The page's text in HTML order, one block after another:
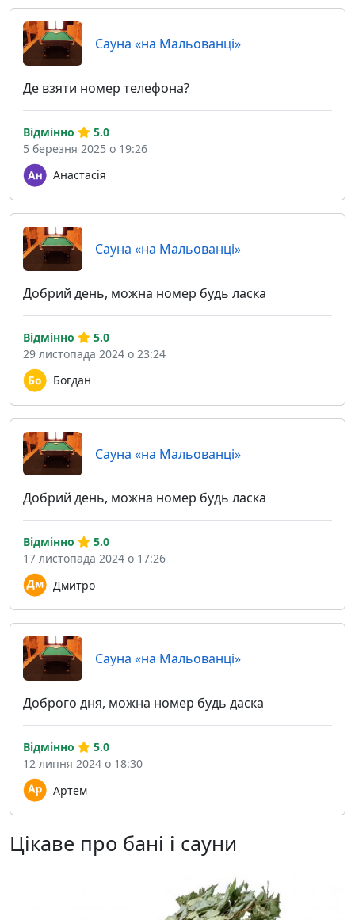
Сауна «на Мальованці»
Де взяти номер телефона?
Анастасія
Відмінно
5.0
5 березня 2025 о 19:26
Сауна «на Мальованці»
Добрий день, можна номер будь ласка
Богдан
Відмінно
5.0
29 листопада 2024 о 23:24
Сауна «на Мальованці»
Добрий день, можна номер будь ласка
Дмитро
Відмінно
5.0
17 листопада 2024 о 17:26
Сауна «на Мальованці»
Доброго дня, можна номер будь даска
Артем
Відмінно
5.0
12 липня 2024 о 18:30
Цікаве про бані і сауни